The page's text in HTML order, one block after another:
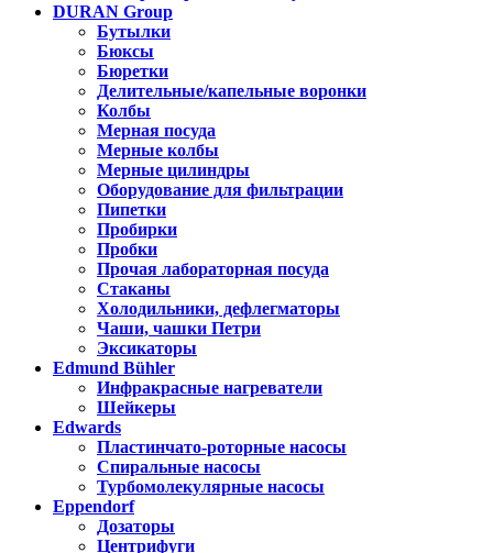
DURAN Group
Бутылки
Бюксы
Бюретки
Делительные/капельные воронки
Колбы
Мерная посуда
Мерные колбы
Мерные цилиндры
Оборудование для фильтрации
Пипетки
Пробирки
Пробки
Прочая лабораторная посуда
Стаканы
Холодильники, дефлегматоры
Чаши, чашки Петри
Эксикаторы
Edmund Bühler
Инфракрасные нагреватели
Шейкеры
Edwards
Пластинчато-роторные насосы
Спиральные насосы
Турбомолекулярные насосы
Eppendorf
Дозаторы
Центрифуги